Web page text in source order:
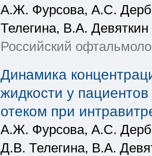
А.Ж. Фурсова, А.С.
Телегина, В.А. Девяткин
Российский
Динамика
жидкости у
отеком при
А.Ж. Фурсова, А.С.
Д.В. Телегина, В.А.